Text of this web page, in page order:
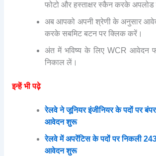
फोटो और हस्ताक्षर स्कैन करके
अब आपको अपनी श्रेणी के अनुसार
करके सबमिट बटन पर क्लिक करें।
अंत में भविष्य के लिए WCR आवेदन
निकाल लें।
इन्हें भी पढ़े
रेलवे ने जूनियर इंजीनियर के पदों पर
आवेदन शुरू
रेलवे में अपरेंटिस के पदों पर निकली
आवेदन शुरू